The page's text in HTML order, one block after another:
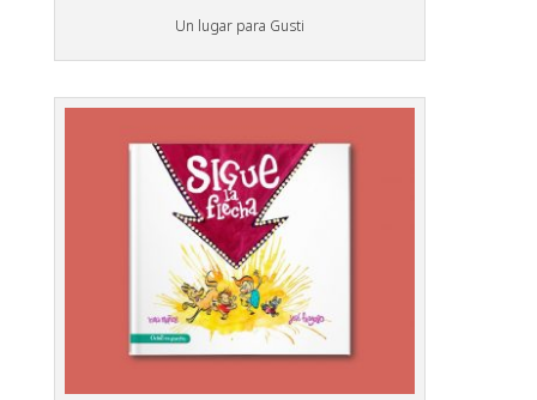
Un lugar para Gusti